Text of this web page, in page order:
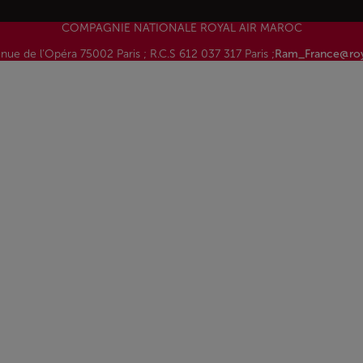
COMPAGNIE NATIONALE ROYAL AIR MAROC
de l’Opéra 75002 Paris ; R.C.S 612 037 317 Paris ;